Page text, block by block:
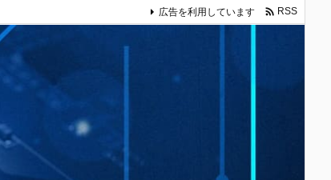
広告を利用しています  RSS